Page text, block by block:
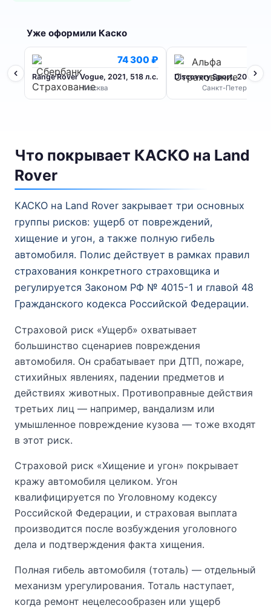
Уже оформили Каско
74 300 ₽
Range Rover Vogue, 2021, 518 л.с.
Москва
Discovery Sport, 2019,
Санкт-Петербург
Что покрывает КАСКО на Land
Rover
КАСКО на Land Rover закрывает три основных
группы рисков: ущерб от повреждений,
хищение и угон, а также полную гибель
автомобиля. Полис действует в рамках правил
страхования конкретного страховщика и
регулируется Законом РФ № 4015-1 и главой 48
Гражданского кодекса Российской Федерации.
Страховой риск «Ущерб» охватывает
большинство сценариев повреждения
автомобиля. Он срабатывает при ДТП, пожаре,
стихийных явлениях, падении предметов и
действиях животных. Противоправные действия
третьих лиц — например, вандализм или
умышленное повреждение кузова — тоже входят
в этот риск.
Страховой риск «Хищение и угон» покрывает
кражу автомобиля целиком. Угон
квалифицируется по Уголовному кодексу
Российской Федерации, и страховая выплата
производится после возбуждения уголовного
дела и подтверждения факта хищения.
Полная гибель автомобиля (тоталь) — отдельный
механизм урегулирования. Тоталь наступает,
когда ремонт нецелесообразен или ущерб